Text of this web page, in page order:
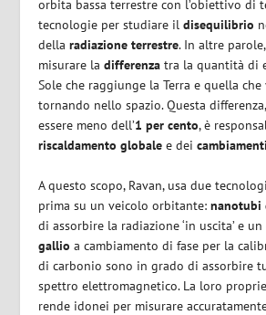
orbita bassa terrestre con l’obiettivo di
tecnologie per studiare ildisequilibrio
dellaradiazione terrestre. In altre
misurare ladifferenza tra la quantità di
Sole che raggiunge la Terra e quella che
tornando nello spazio. Questa
essere meno dell’1 per cento, è
riscaldamento globale e dei
A questo scopo, Ravan, usa due
prima su un veicolo orbitante:nanotubi
di assorbire la radiazione ‘in uscita’ e un
gallio a cambiamento di fase per la
di carbonio sono in grado di assorbire
spettro elettromagnetico. La loro
rende idonei per misurare